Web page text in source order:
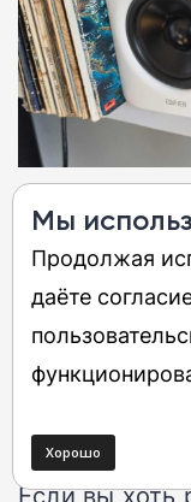
Знакомый
или черном
Габариты:
около 3 кг
Основные
Если вы хоть
Мы
Продолжая
даёте